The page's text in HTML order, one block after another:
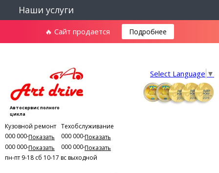
🔥 Сайт продается Подробнее
Наши услуги
Select Language ▼
Автосервис полного
цикла
Кузовной ремонт
000 000-00-01
Показать
000 000-00-02
Показать
Техобслуживание
000 000-00-03
Показать
000 000-00-04
Показать
пн-пт 9-18 сб 10-17 вс выходной